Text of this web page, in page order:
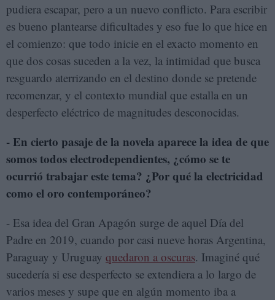
pudiera escapar, pero a un nuevo conflicto. Para escribir
es bueno plantearse dificultades y eso fue lo que hice en
el comienzo: que todo inicie en el exacto momento en
que dos cosas suceden a la vez, la intimidad que busca
resguardo aterrizando en el destino donde se pretende
recomenzar, y el contexto mundial que estalla en un
desperfecto eléctrico de magnitudes desconocidas.
- En cierto pasaje de la novela aparece la idea de que
somos todos electrodependientes, ¿cómo se te
ocurrió trabajar este tema? ¿Por qué la electricidad
como el oro contemporáneo?
- Esa idea del Gran Apagón surge de aquel Día del
Padre en 2019, cuando por casi nueve horas Argentina,
Paraguay y Uruguay quedaron a oscuras. Imaginé qué
sucedería si ese desperfecto se extendiera a lo largo de
varios meses y supe que en algún momento iba a